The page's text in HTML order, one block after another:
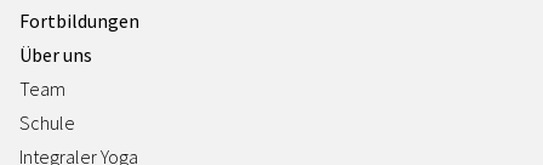
Fortbildungen
Über uns
Team
Schule
Integraler Yoga